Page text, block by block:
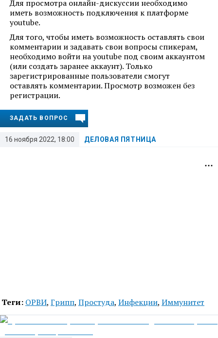
Для просмотра онлайн-дискуссии необходимо
иметь возможность подключения к платформе
youtube.
Для того, чтобы иметь возможность оставлять свои
комментарии и задавать свои вопросы спикерам,
необходимо войти на youtube под своим аккаунтом
(или создать заранее аккаунт). Только
зарегистрированные пользователи смогут
оставлять комментарии. Просмотр возможен без
регистрации.
16 ноября 2022, 18:00 ДЕЛОВАЯ ПЯТНИЦА
ЗАДАТЬ ВОПРОС
Теги: ОРВИ, Грипп, Простуда, Инфекции, Иммунитет